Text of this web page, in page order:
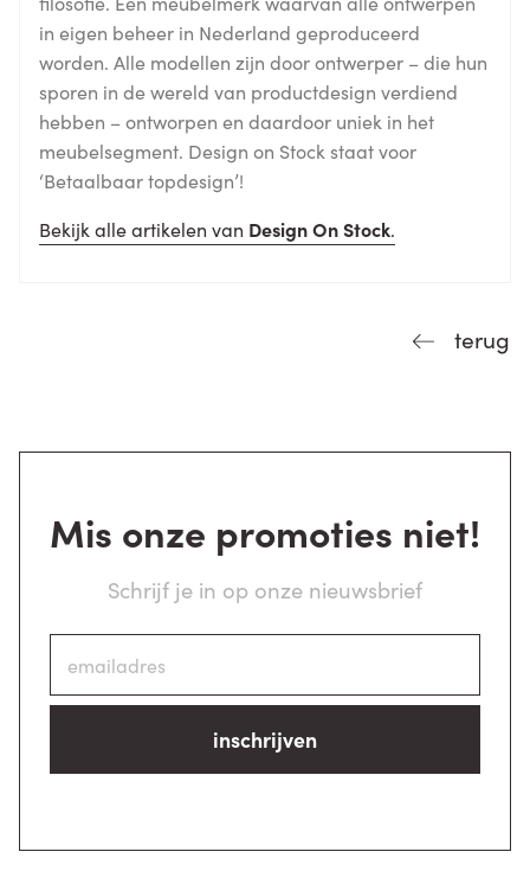
in eigen beheer in Nederland geproduceerd
worden. Alle modellen zijn door ontwerper – die hun
sporen in de wereld van productdesign verdiend
hebben – ontworpen en daardoor uniek in het
meubelsegment. Design on Stock staat voor
‘Betaalbaar topdesign’!
Bekijk alle artikelen van Design On Stock.
terug
Mis onze promoties niet!
Schrijf je in op onze nieuwsbrief
inschrijven